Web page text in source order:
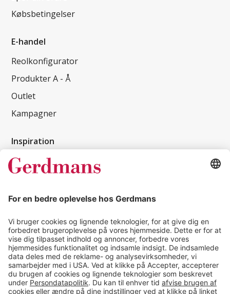
Købsbetingelser
E-handel
Reolkonfigurator
Produkter A - Å
Outlet
Kampagner
Inspiration
Kundereferencer
Tips & guides
Kontakt
salg@gerdmans.dk
49 18 07 07
Salgsafdeling åbningstider